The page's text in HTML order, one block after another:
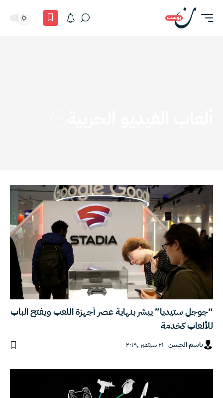
“جوجل ستيديا” يبشر بنهاية عصر أجهزة اللعب ويفتح الباب
للألعاب كخدمة
باسم الخشن ٢١ سبتمبر ,٢٠١٩